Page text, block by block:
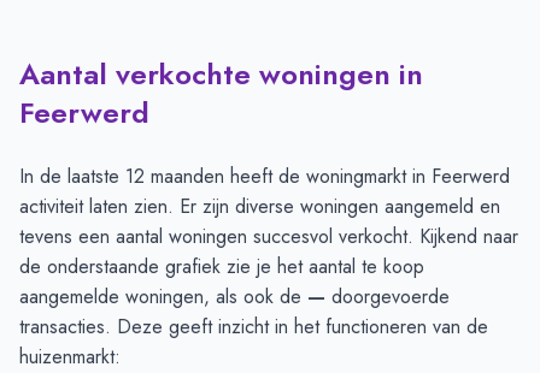
Aantal verkochte woningen in
Feerwerd
In de laatste 12 maanden heeft de woningmarkt in Feerwerd
activiteit laten zien. Er zijn diverse woningen aangemeld en
tevens een aantal woningen succesvol verkocht. Kijkend naar
de onderstaande grafiek zie je het aantal te koop
aangemelde woningen, als ook de — doorgevoerde
transacties. Deze geeft inzicht in het functioneren van de
huizenmarkt: